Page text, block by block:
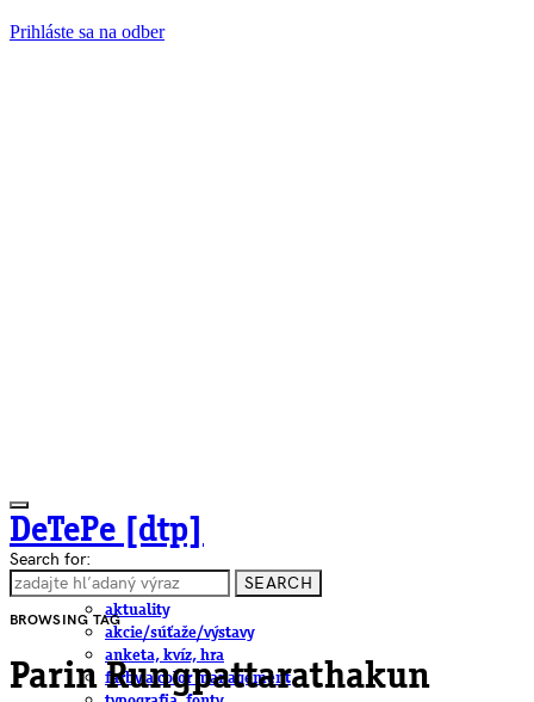
Prihláste sa na odber
DeTePe [dtp]
ČLÁNKY
aktuality
akcie/súťaže/výstavy
anketa, kvíz, hra
farby a color management
Search for:
SEARCH
BROWSING TAG
Parin Rungpattarathakun